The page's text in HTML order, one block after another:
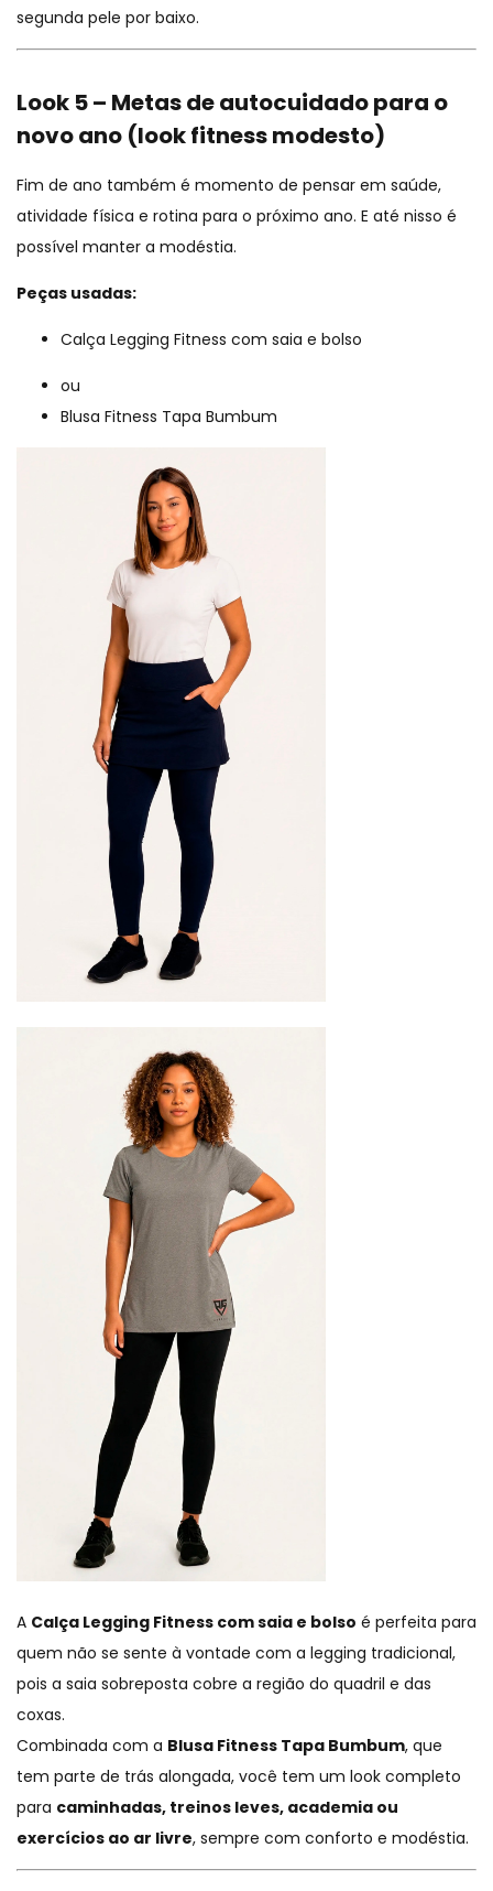
segunda pele por baixo.
Look 5 – Metas de autocuidado para o
novo ano (look fitness modesto)
Fim de ano também é momento de pensar em saúde,
atividade física e rotina para o próximo ano. E até nisso é
possível manter a modéstia.
Peças usadas:
Calça Legging Fitness com saia e bolso
ou
Blusa Fitness Tapa Bumbum
A Calça Legging Fitness com saia e bolso é perfeita para
quem não se sente à vontade com a legging tradicional,
pois a saia sobreposta cobre a região do quadril e das
coxas.
Combinada com a Blusa Fitness Tapa Bumbum, que
tem parte de trás alongada, você tem um look completo
para caminhadas, treinos leves, academia ou
exercícios ao ar livre, sempre com conforto e modéstia.